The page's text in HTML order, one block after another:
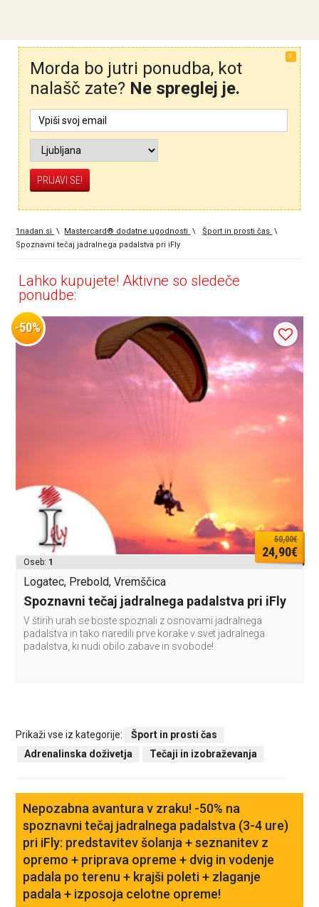
X
Morda bo jutri ponudba, kot
nalašč zate? Ne spreglej je.
1nadan.si \ Mastercard® dodatne ugodnosti \ Šport in prosti čas \
Spoznavni tečaj jadralnega padalstva pri iFly
Lahko kupujete! Aktivne so sledeče
ponudbe:
-50%
50,00€
24,90€
Oseb: 1
Logatec, Prebold, Vremščica
Spoznavni tečaj jadralnega padalstva pri iFly
V štirih urah se boste spoznali z osnovami jadralnega
padalstva in tako naredili prve korake v svet jadralnega
padalstva, ki nudi obilo zabave in svobode!
Prikaži vse iz kategorije:
Šport in prosti čas
Adrenalinska doživetja
Tečaji in izobraževanja
Nepozabna avantura v zraku! -50% na
spoznavni tečaj jadralnega padalstva (3-4 ure)
pri iFly: predstavitev šolanja + seznanitev z
opremo + priprava opreme + dvig in vodenje
padala po terenu + krajši poleti + zlaganje
padala + izposoja celotne opreme!